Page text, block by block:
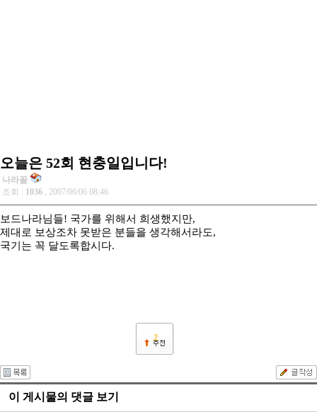
오늘은 52회 현충일입니다!
나라꼴
조회 : 1036 , 2007/06/06 08:46
보드나라님들! 국가를 위해서 희생했지만,
제대로 보상조차 못받은 분들을 생각해서라도,
국기는 꼭 달도록합시다.
2
이 게시물의 댓글 보기